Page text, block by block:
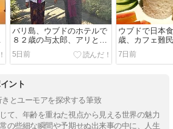
バリ島、ウブドのホテルで
８２歳の与太郎、アリと知
恵比べ（負けたのは私）
5日前
ウブドで日本
歳、カフェ難
7日前
ント
きとユーモアを探求する筆致
て、年齢を重ねた視点から見える世界の魅力
の些細な瞬間や予期せぬ出来事の中に、人生